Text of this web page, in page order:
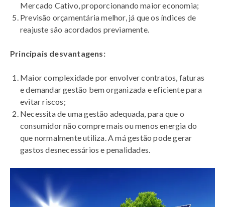
Mercado Cativo, proporcionando maior economia;
Previsão orçamentária melhor, já que os índices de
reajuste são acordados previamente.
Principais desvantagens:
Maior complexidade por envolver contratos, faturas
e demandar gestão bem organizada e eficiente para
evitar riscos;
Necessita de uma gestão adequada, para que o
consumidor não compre mais ou menos energia do
que normalmente utiliza. A má gestão pode gerar
gastos desnecessários e penalidades.